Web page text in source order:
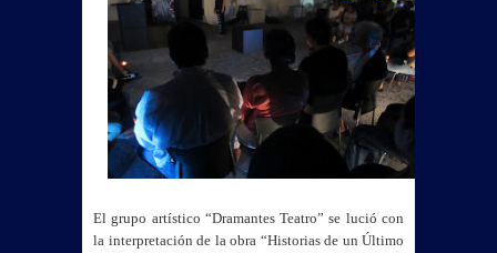
El grupo artístico “Dramantes Teatro” se lució con
la interpretación de la obra “Historias de un Último